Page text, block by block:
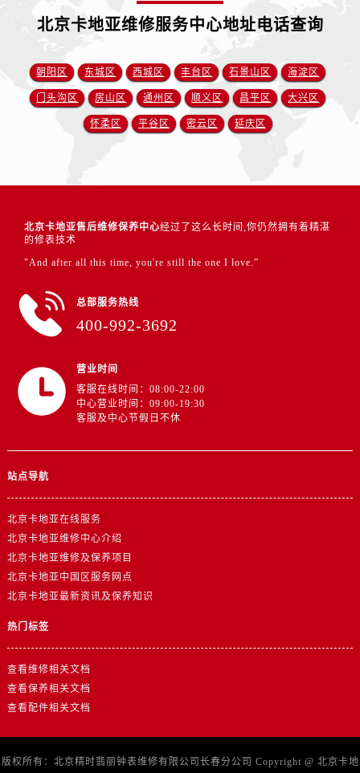
北京卡地亚维修服务中心地址电话查询
朝阳区 东城区 西城区 丰台区 石景山区 海淀区
门头沟区 房山区 通州区 顺义区 昌平区 大兴区
怀柔区 平谷区 密云区 延庆区
北京卡地亚售后维修保养中心经过了这么长时间,你仍然拥有着精湛
的修表技术
"And after all this time, you're still the one I love.”
总部服务热线
400-992-3692
营业时间
客服在线时间：08:00-22:00
中心营业时间：09:00-19:30
客服及中心节假日不休
站点导航
北京卡地亚在线服务
北京卡地亚维修中心介绍
北京卡地亚维修及保养项目
北京卡地亚中国区服务网点
北京卡地亚最新资讯及保养知识
热门标签
查看维修相关文档
查看保养相关文档
查看配件相关文档
版权所有：北京精时翡丽钟表维修有限公司长春分公司 Copyright @ 北京卡地